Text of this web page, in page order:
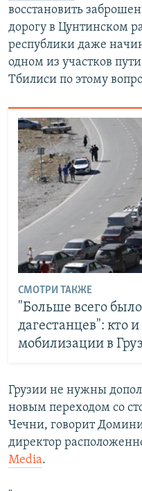
восстановить
дорогу в Цунтинском
республики даже
одном из участков
Тбилиси по этому
СМОТРИ ТАКЖЕ
"Больше всего
дагестанцев": кто
мобилизации в
Грузии не нужны
новым переходом со
Чечни, говорит
директор
Media.